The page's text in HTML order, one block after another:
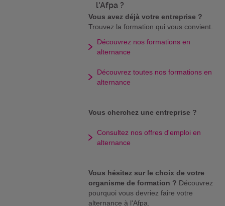
l'Afpa ?
Vous avez déjà votre entreprise ?
Trouvez la formation qui vous convient.
Découvrez nos formations en
alternance
Découvrez toutes nos formations en
alternance
Vous cherchez une entreprise ?
Consultez nos offres d'emploi en
alternance
Vous hésitez sur le choix de votre
organisme de formation ? Découvrez
pourquoi vous devriez faire votre
alternance à l'Afpa.